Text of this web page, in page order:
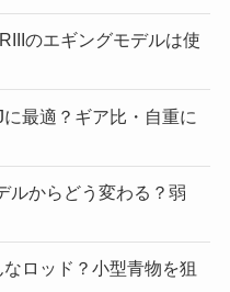
のエギングモデルは使
最適？ギア比・自重に
ルからどう変わる？弱
ロッド？小型青物を狙